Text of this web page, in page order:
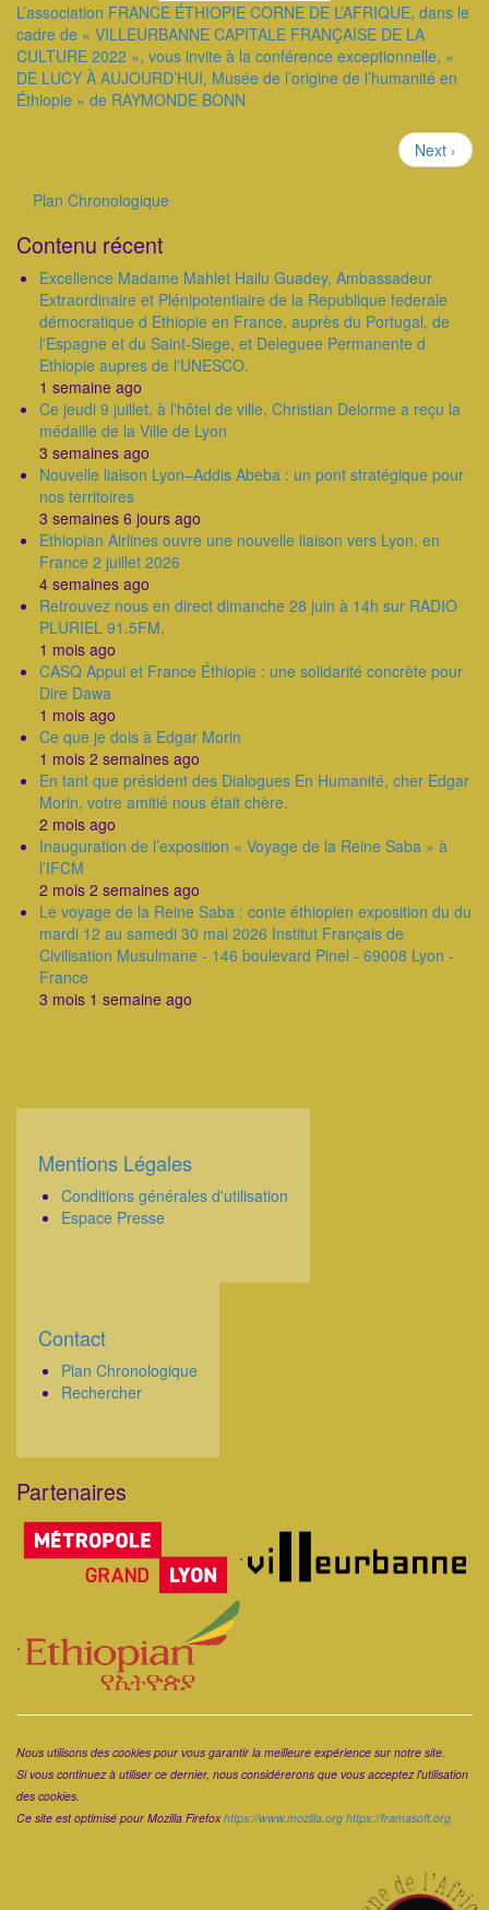
L’association FRANCE ÉTHIOPIE CORNE DE L’AFRIQUE, dans le
cadre de « VILLEURBANNE CAPITALE FRANÇAISE DE LA
CULTURE 2022 », vous invite à la conférence exceptionnelle, «
DE LUCY À AUJOURD’HUI, Musée de l’origine de l’humanité en
Éthiopie » de RAYMONDE BONN
Page
suivante
Next ›
Plan Chronologique
Contenu récent
Excellence Madame Mahlet Hailu Guadey, Ambassadeur
Extraordinaire et Plénipotentiaire de la Republique federale
démocratique d Ethiopie en France, auprès du Portugal, de
l'Espagne et du Saint-Siege, et Deleguee Permanente d
Ethiopie aupres de l'UNESCO.
1 semaine ago
Ce jeudi 9 juillet, à l'hôtel de ville, Christian Delorme a reçu la
médaille de la Ville de Lyon
3 semaines ago
Nouvelle liaison Lyon–Addis Abeba : un pont stratégique pour
nos territoires
3 semaines 6 jours ago
Ethiopian Airlines ouvre une nouvelle liaison vers Lyon, en
France 2 juillet 2026
4 semaines ago
Retrouvez nous en direct dimanche 28 juin à 14h sur RADIO
PLURIEL 91.5FM,
1 mois ago
CASQ Appui et France Éthiopie : une solidarité concrète pour
Dire Dawa
1 mois ago
Ce que je dois à Edgar Morin
1 mois 2 semaines ago
En tant que président des Dialogues En Humanité, cher Edgar
Morin, votre amitié nous était chère.
2 mois ago
Inauguration de l’exposition « Voyage de la Reine Saba » à
l’IFCM
2 mois 2 semaines ago
Le voyage de la Reine Saba : conte éthiopien exposition du du
mardi 12 au samedi 30 mai 2026 Institut Français de
Civilisation Musulmane - 146 boulevard Pinel - 69008 Lyon -
France
3 mois 1 semaine ago
Corps
Mentions Légales
Conditions générales d'utilisation
Espace Presse
Corps
Contact
Plan Chronologique
Rechercher
Partenaires
Corps
.
.
Nous utilisons des cookies pour vous garantir la meilleure expérience sur notre site.
Si vous continuez à utiliser ce dernier, nous considérerons que vous acceptez l'utilisation
des cookies.
Ce site est optimisé pour Mozilla Firefoxhttps://www.mozilla.org https://framasoft.org